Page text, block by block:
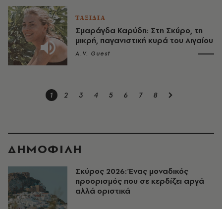
ΤΑΞΙΔΙΑ
Σμαράγδα Καρύδη: Στη Σκύρο, τη
μικρή, παγανιστική κυρά του Αιγαίου
A.V. Guest
1 2 3 4 5 6 7 8
ΔΗΜΟΦΙΛΗ
Σκύρος 2026: Ένας μοναδικός
προορισμός που σε κερδίζει αργά
αλλά οριστικά